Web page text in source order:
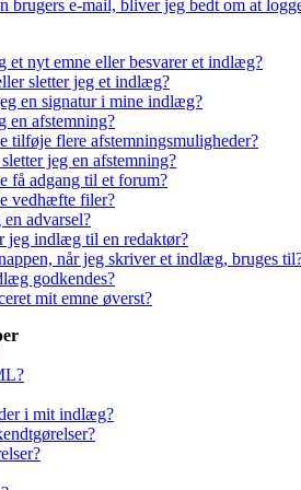
brugers e-mail, bliver jeg bedt om at
et nyt emne eller besvarer et indlæg?
sletter jeg et indlæg?
en signatur i mine indlæg?
en afstemning?
tilføje flere afstemningsmuligheder?
jeg en afstemning?
få adgang til et forum?
vedhæfte filer?
advarsel?
jeg indlæg til en redaktør?
når jeg skriver et indlæg, bruges
godkendes?
mit emne øverst?
i mit indlæg?